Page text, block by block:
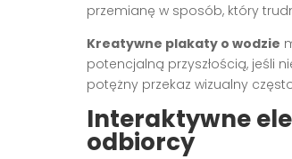
przemianę w sposób, który
Kreatywne plakaty o wodzie
potencjalną przyszłością, jeśli
potężny przekaz wizualny
Interaktywne
odbiorcy